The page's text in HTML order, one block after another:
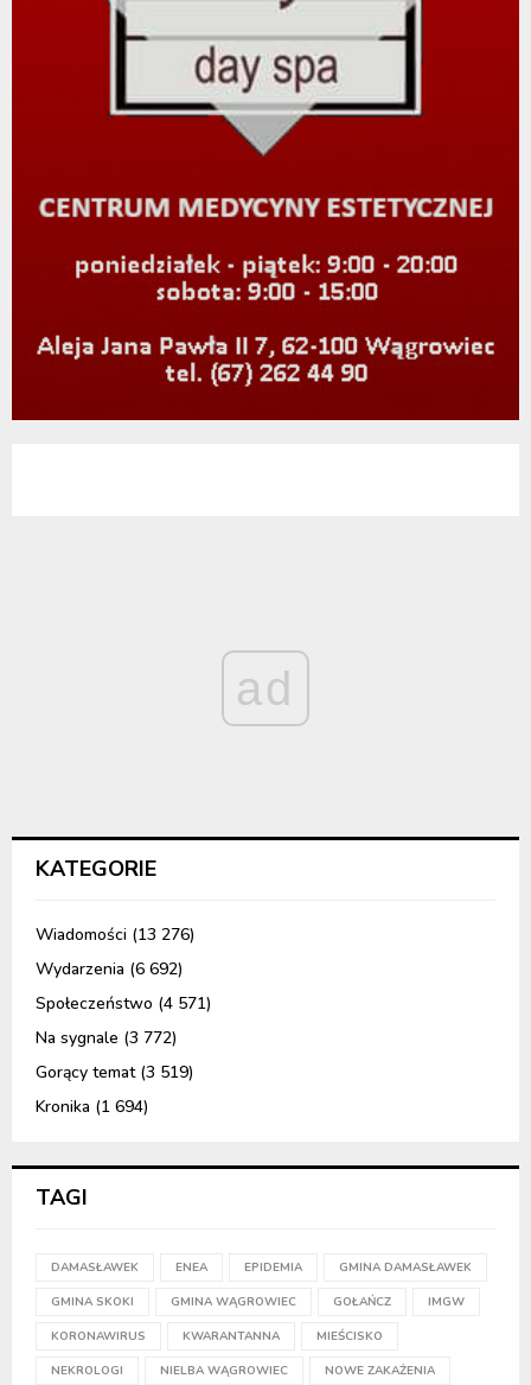
ad
KATEGORIE
Wiadomości (13 276)
Wydarzenia (6 692)
Społeczeństwo (4 571)
Na sygnale (3 772)
Gorący temat(3 519)
Kronika (1 694)
TAGI
DAMASŁAWEK ENEA EPIDEMIA GMINA DAMASŁAWEK
GMINA SKOKI GMINA WĄGROWIEC GOŁAŃCZ IMGW
KORONAWIRUS KWARANTANNA MIEŚCISKO
NEKROLOGI NIELBA WĄGROWIEC NOWE ZAKAŻENIA